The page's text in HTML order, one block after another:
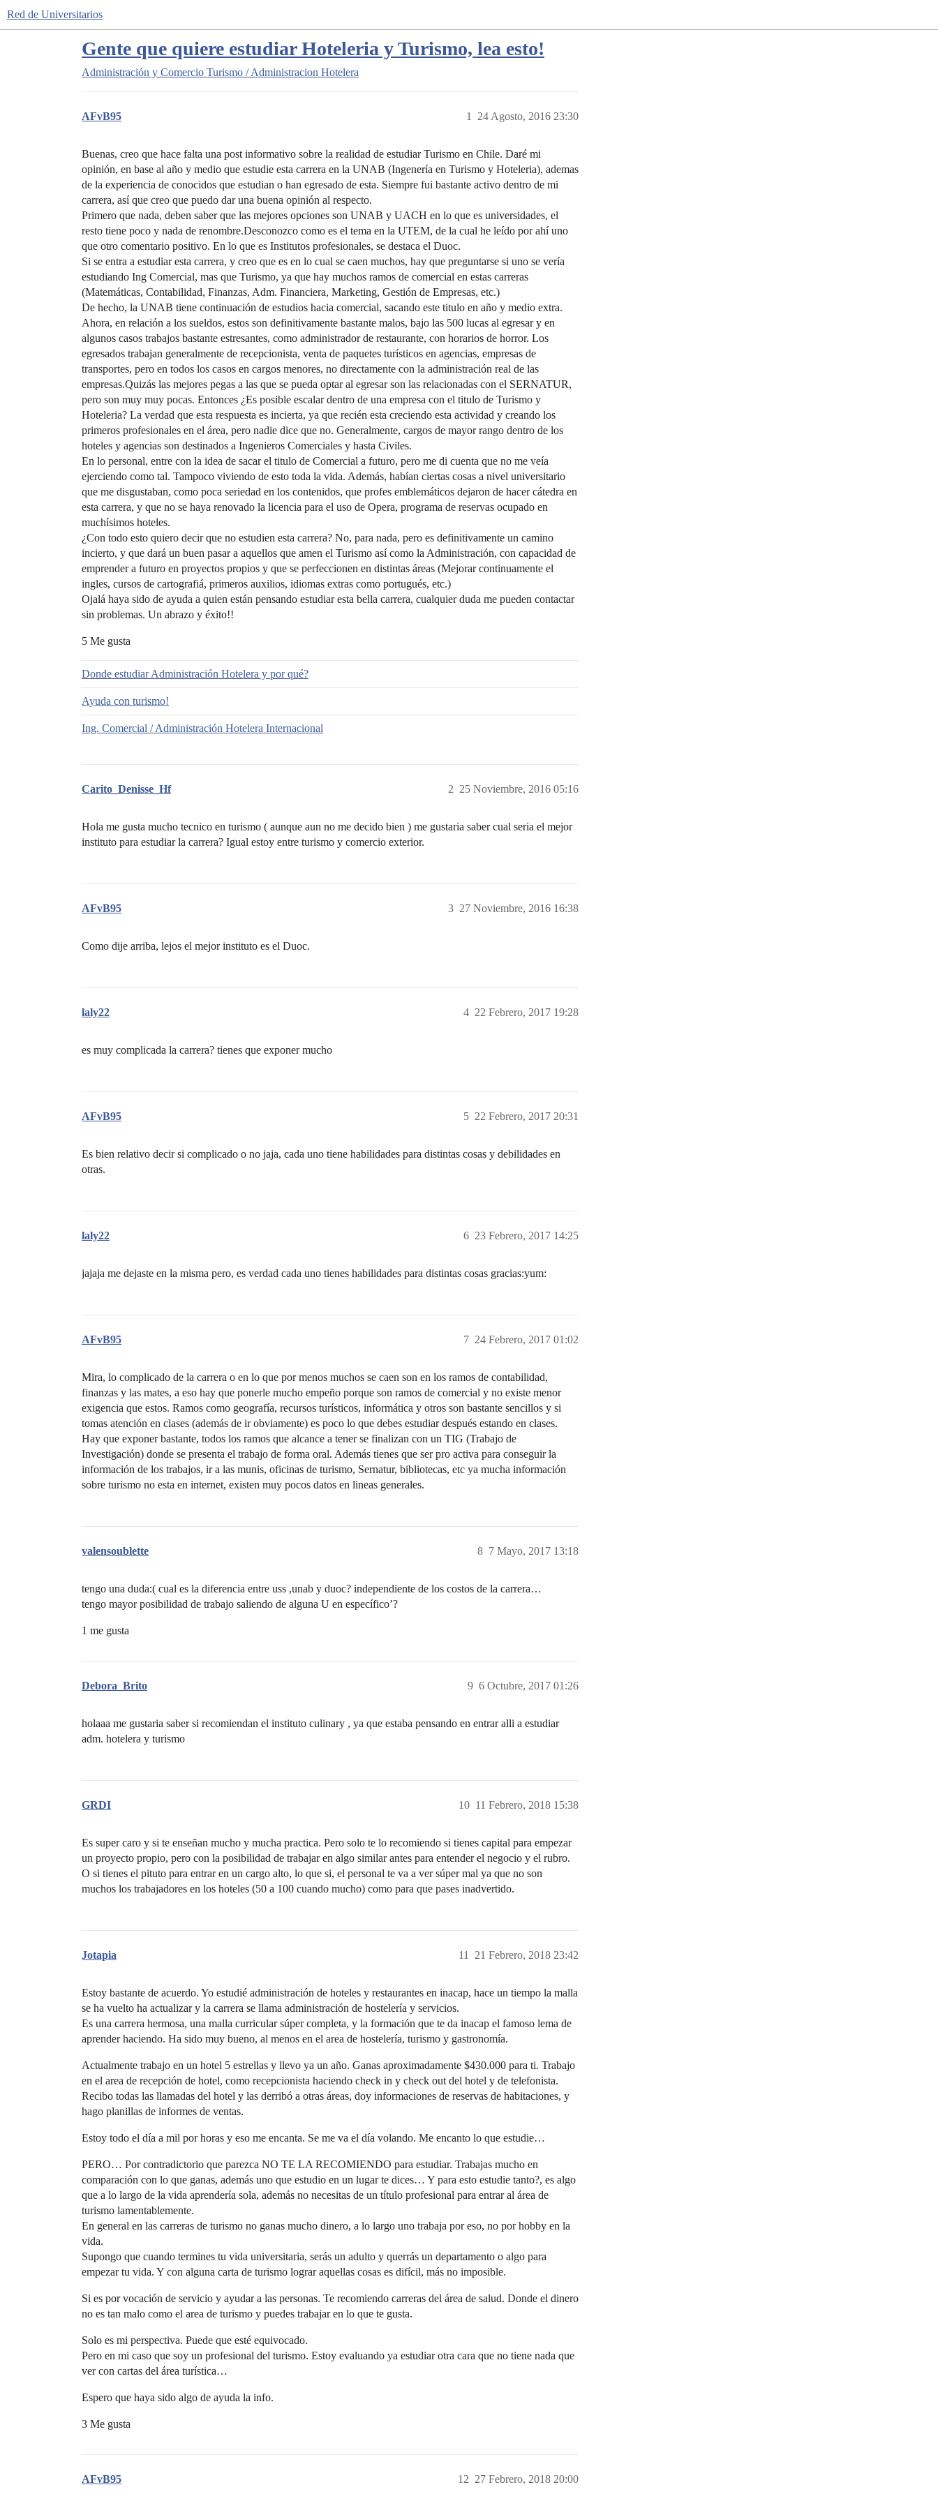
Red de Universitarios
Gente que quiere estudiar Hoteleria y Turismo, lea esto!
Administración y Comercio Turismo / Administracion Hotelera
AFvB95 24 Agosto, 2016 23:30
1
Buenas, creo que hace falta una post informativo sobre la realidad de estudiar Turismo en Chile. Daré mi
opinión, en base al año y medio que estudie esta carrera en la UNAB (Ingenería en Turismo y Hoteleria), ademas
de la experiencia de conocidos que estudian o han egresado de esta. Siempre fui bastante activo dentro de mi
carrera, así que creo que puedo dar una buena opinión al respecto.
Primero que nada, deben saber que las mejores opciones son UNAB y UACH en lo que es universidades, el
resto tiene poco y nada de renombre.Desconozco como es el tema en la UTEM, de la cual he leído por ahí uno
que otro comentario positivo. En lo que es Institutos profesionales, se destaca el Duoc.
Si se entra a estudiar esta carrera, y creo que es en lo cual se caen muchos, hay que preguntarse si uno se vería
estudiando Ing Comercial, mas que Turismo, ya que hay muchos ramos de comercial en estas carreras
(Matemáticas, Contabilidad, Finanzas, Adm. Financiera, Marketing, Gestión de Empresas, etc.)
De hecho, la UNAB tiene continuación de estudios hacia comercial, sacando este titulo en año y medio extra.
Ahora, en relación a los sueldos, estos son definitivamente bastante malos, bajo las 500 lucas al egresar y en
algunos casos trabajos bastante estresantes, como administrador de restaurante, con horarios de horror. Los
egresados trabajan generalmente de recepcionista, venta de paquetes turísticos en agencias, empresas de
transportes, pero en todos los casos en cargos menores, no directamente con la administración real de las
empresas.Quizás las mejores pegas a las que se pueda optar al egresar son las relacionadas con el SERNATUR,
pero son muy muy pocas. Entonces ¿Es posible escalar dentro de una empresa con el titulo de Turismo y
Hoteleria? La verdad que esta respuesta es incierta, ya que recién esta creciendo esta actividad y creando los
primeros profesionales en el área, pero nadie dice que no. Generalmente, cargos de mayor rango dentro de los
hoteles y agencias son destinados a Ingenieros Comerciales y hasta Civiles.
En lo personal, entre con la idea de sacar el titulo de Comercial a futuro, pero me di cuenta que no me veía
ejerciendo como tal. Tampoco viviendo de esto toda la vida. Además, habían ciertas cosas a nivel universitario
que me disgustaban, como poca seriedad en los contenidos, que profes emblemáticos dejaron de hacer cátedra en
esta carrera, y que no se haya renovado la licencia para el uso de Opera, programa de reservas ocupado en
muchísimos hoteles.
¿Con todo esto quiero decir que no estudien esta carrera? No, para nada, pero es definitivamente un camino
incierto, y que dará un buen pasar a aquellos que amen el Turismo así como la Administración, con capacidad de
emprender a futuro en proyectos propios y que se perfeccionen en distintas áreas (Mejorar continuamente el
ingles, cursos de cartografiá, primeros auxilios, idiomas extras como portugués, etc.)
Ojalá haya sido de ayuda a quien están pensando estudiar esta bella carrera, cualquier duda me pueden contactar
sin problemas. Un abrazo y éxito!!
5 Me gusta
Donde estudiar Administración Hotelera y por qué?
Ayuda con turismo!
Ing. Comercial / Administración Hotelera Internacional
Carito_Denisse_Hf 25 Noviembre, 2016 05:16
2
Hola me gusta mucho tecnico en turismo ( aunque aun no me decido bien ) me gustaria saber cual seria el mejor
instituto para estudiar la carrera? Igual estoy entre turismo y comercio exterior.
AFvB95 27 Noviembre, 2016 16:38
3
Como dije arriba, lejos el mejor instituto es el Duoc.
laly22 22 Febrero, 2017 19:28
4
es muy complicada la carrera? tienes que exponer mucho
AFvB95 22 Febrero, 2017 20:31
5
Es bien relativo decir si complicado o no jaja, cada uno tiene habilidades para distintas cosas y debilidades en
otras.
laly22 23 Febrero, 2017 14:25
6
jajaja me dejaste en la misma pero, es verdad cada uno tienes habilidades para distintas cosas gracias:yum:
AFvB95 24 Febrero, 2017 01:02
7
Mira, lo complicado de la carrera o en lo que por menos muchos se caen son en los ramos de contabilidad,
finanzas y las mates, a eso hay que ponerle mucho empeño porque son ramos de comercial y no existe menor
exigencia que estos. Ramos como geografía, recursos turísticos, informática y otros son bastante sencillos y si
tomas atención en clases (además de ir obviamente) es poco lo que debes estudiar después estando en clases.
Hay que exponer bastante, todos los ramos que alcance a tener se finalizan con un TIG (Trabajo de
Investigación) donde se presenta el trabajo de forma oral. Además tienes que ser pro activa para conseguir la
información de los trabajos, ir a las munis, oficinas de turismo, Sernatur, bibliotecas, etc ya mucha información
sobre turismo no esta en internet, existen muy pocos datos en lineas generales.
valensoublette 7 Mayo, 2017 13:18
8
tengo una duda:( cual es la diferencia entre uss ,unab y duoc? independiente de los costos de la carrera…
tengo mayor posibilidad de trabajo saliendo de alguna U en específico’?
1 me gusta
Debora_Brito 6 Octubre, 2017 01:26
9
holaaa me gustaria saber si recomiendan el instituto culinary , ya que estaba pensando en entrar alli a estudiar
adm. hotelera y turismo
GRDI 11 Febrero, 2018 15:38
10
Es super caro y si te enseñan mucho y mucha practica. Pero solo te lo recomiendo si tienes capital para empezar
un proyecto propio, pero con la posibilidad de trabajar en algo similar antes para entender el negocio y el rubro.
O si tienes el pituto para entrar en un cargo alto, lo que si, el personal te va a ver súper mal ya que no son
muchos los trabajadores en los hoteles (50 a 100 cuando mucho) como para que pases inadvertido.
Jotapia 21 Febrero, 2018 23:42
11
Estoy bastante de acuerdo. Yo estudié administración de hoteles y restaurantes en inacap, hace un tiempo la malla
se ha vuelto ha actualizar y la carrera se llama administración de hostelería y servicios.
Es una carrera hermosa, una malla curricular súper completa, y la formación que te da inacap el famoso lema de
aprender haciendo. Ha sido muy bueno, al menos en el area de hostelería, turismo y gastronomía.
Actualmente trabajo en un hotel 5 estrellas y llevo ya un año. Ganas aproximadamente $430.000 para ti. Trabajo
en el area de recepción de hotel, como recepcionista haciendo check in y check out del hotel y de telefonista.
Recibo todas las llamadas del hotel y las derribó a otras áreas, doy informaciones de reservas de habitaciones, y
hago planillas de informes de ventas.
Estoy todo el día a mil por horas y eso me encanta. Se me va el día volando. Me encanto lo que estudie…
PERO… Por contradictorio que parezca NO TE LA RECOMIENDO para estudiar. Trabajas mucho en
comparación con lo que ganas, además uno que estudio en un lugar te dices… Y para esto estudie tanto?, es algo
que a lo largo de la vida aprendería sola, además no necesitas de un título profesional para entrar al área de
turismo lamentablemente.
En general en las carreras de turismo no ganas mucho dinero, a lo largo uno trabaja por eso, no por hobby en la
vida.
Supongo que cuando termines tu vida universitaria, serás un adulto y querrás un departamento o algo para
empezar tu vida. Y con alguna carta de turismo lograr aquellas cosas es difícil, más no imposible.
Si es por vocación de servicio y ayudar a las personas. Te recomiendo carreras del área de salud. Donde el dinero
no es tan malo como el area de turismo y puedes trabajar en lo que te gusta.
Solo es mi perspectiva. Puede que esté equivocado.
Pero en mi caso que soy un profesional del turismo. Estoy evaluando ya estudiar otra cara que no tiene nada que
ver con cartas del área turística…
Espero que haya sido algo de ayuda la info.
3 Me gusta
AFvB95 27 Febrero, 2018 20:00
12